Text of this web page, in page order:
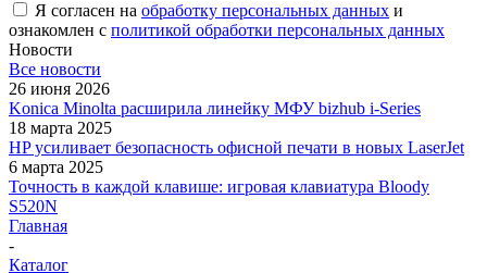
Я согласен на обработку персональных данных и
ознакомлен с политикой обработки персональных данных
Новости
Все новости
26 июня 2026
Konica Minolta расширила линейку МФУ bizhub i-Series
18 марта 2025
HP усиливает безопасность офисной печати в новых LaserJet
6 марта 2025
Точность в каждой клавише: игровая клавиатура Bloody
S520N
Главная
-
Каталог